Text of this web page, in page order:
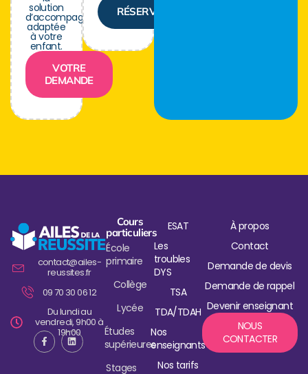
solution
d’accompagnement
adaptée
à votre
enfant.
VOTRE
DEMANDE
RÉSERVER
contact@ailes-
reussites.fr
09 70 30 06 12
Du lundi au
vendredi, 9h00 à
19h00
Cours
particuliers
École
primaire
Collège
Lycée
Études
supérieures
Stages
ESAT
Les
troubles
DYS
TSA
TDA/TDAH
Nos
enseignants
Nos tarifs
À propos
Contact
Demande de devis
Demande de rappel
Devenir enseignant
NOUS
CONTACTER